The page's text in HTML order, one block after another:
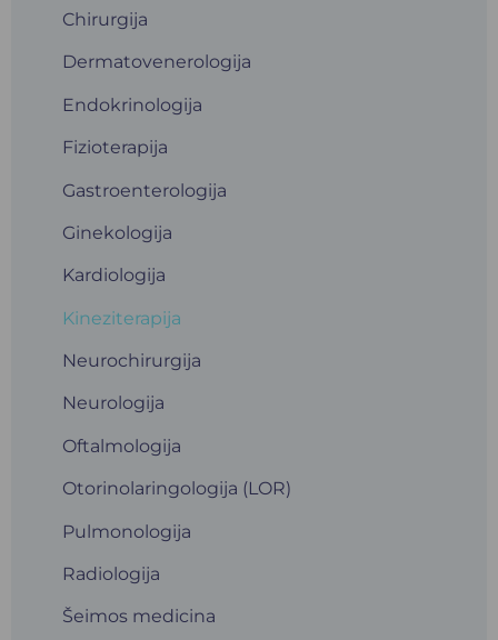
Chirurgija
Dermatovenerologija
Endokrinologija
Fizioterapija
Gastroenterologija
Ginekologija
Kardiologija
Kineziterapija
Neurochirurgija
Neurologija
Oftalmologija
Otorinolaringologija (LOR)
Pulmonologija
Radiologija
Šeimos medicina